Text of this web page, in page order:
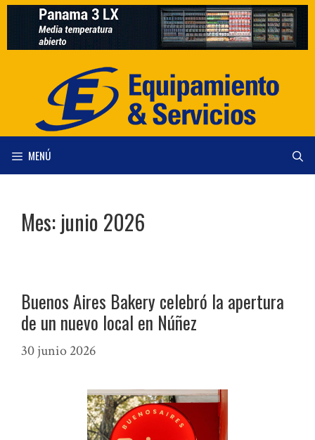
Saltar
contenido
MENÚ
Mes: junio 2026
Buenos Aires Bakery celebró la apertura
de un nuevo local en Núñez
30 junio 2026